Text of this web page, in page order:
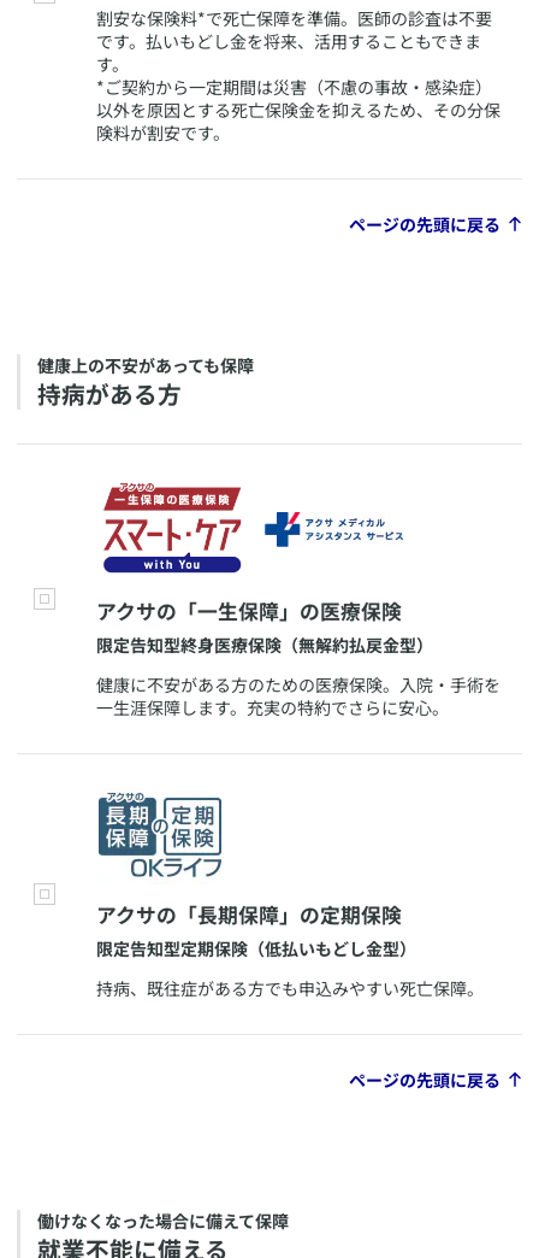
​割安な保険料*で死亡保障を準備。医師の診査は不要
です。払いもどし金を将来、活用することもできま
す。
*ご契約から一定期間は災害（不慮の事故・感染症）
以外を原因とする死亡保険金を抑えるため、その分保
険料が割安です。
ページの先頭に戻る
​健康上の不安があっても保障
​持病がある方
​アクサの「一生保障」の医療保険
​限定告知型終身医療保険（無解約払戻金型）
​健康に不安がある方のための医療保険。入院・手術を
一生涯保障します。充実の特約でさらに安心。
​アクサの「長期保障」の定期保険
​限定告知型定期保険（低払いもどし金型）
​持病、既往症がある方でも申込みやすい死亡保障。
ページの先頭に戻る
​働けなくなった場合に備えて保障
​就業不能に備える